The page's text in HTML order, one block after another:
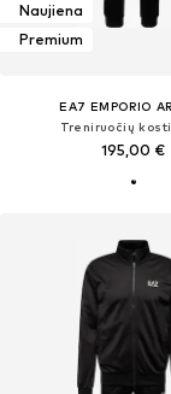
Naujiena
Premium
EA7 EMPORIO
Treniruočių
195,00 €